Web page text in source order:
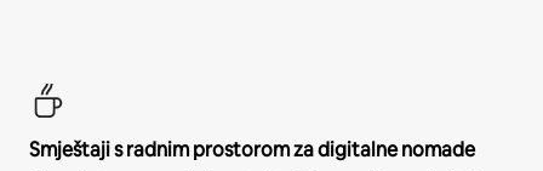
Smještaji s radnim prostorom za digitalne nomade